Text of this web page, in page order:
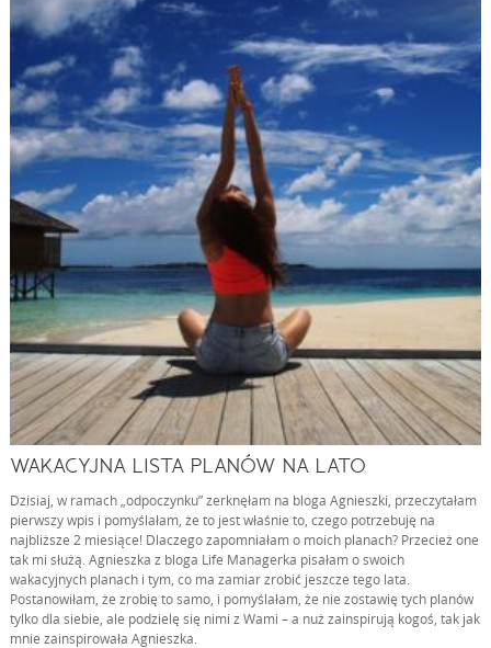
WAKACYJNA LISTA PLANÓW NA LATO
Dzisiaj, w ramach „odpoczynku” zerknęłam na bloga Agnieszki, przeczytałam
pierwszy wpis i pomyślałam, że to jest właśnie to, czego potrzebuję na
najbliższe 2 miesiące! Dlaczego zapomniałam o moich planach? Przecież one
tak mi służą. Agnieszka z bloga Life Managerka pisałam o swoich
wakacyjnych planach i tym, co ma zamiar zrobić jeszcze tego lata.
Postanowiłam, że zrobię to samo, i pomyślałam, że nie zostawię tych planów
tylko dla siebie, ale podzielę się nimi z Wami – a nuż zainspirują kogoś, tak jak
mnie zainspirowała Agnieszka.